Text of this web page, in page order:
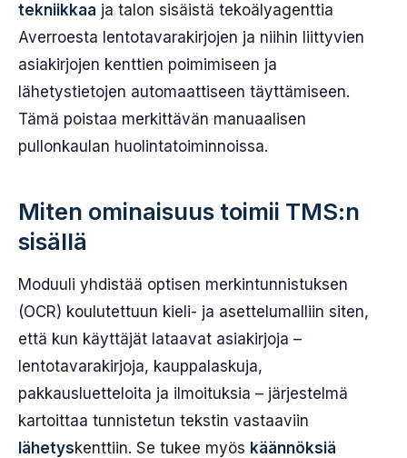
tekniikkaa ja talon sisäistä tekoälyagenttia
Averroesta lentotavarakirjojen ja niihin liittyvien
asiakirjojen kenttien poimimiseen ja
lähetystietojen automaattiseen täyttämiseen.
Tämä poistaa merkittävän manuaalisen
pullonkaulan huolintatoiminnoissa.
Miten ominaisuus toimii TMS:n
sisällä
Moduuli yhdistää optisen merkintunnistuksen
(OCR) koulutettuun kieli- ja asettelumalliin siten,
että kun käyttäjät lataavat asiakirjoja –
lentotavarakirjoja, kauppalaskuja,
pakkausluetteloita ja ilmoituksia – järjestelmä
kartoittaa tunnistetun tekstin vastaaviin
lähetyskenttiin. Se tukee myös käännöksiä